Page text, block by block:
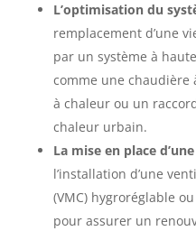
L’optimisation du
remplacement d’une
par un système à
comme une chaudière
à chaleur ou un
chaleur urbain.
La mise en place
l’installation d’une
(VMC) hygroréglable
pour assurer un